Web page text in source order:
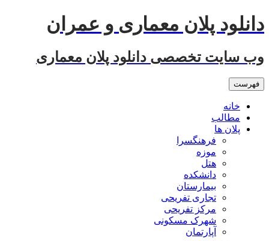
رفتن
به
دانلود پلان معماری و عمران
وب سایت تخصصی دانلود پلان معماری
فهرست
خانه
مطالب
پلان ها
فرهنگسرا
موزه
هتل
دانشکده
بیمارستان
تجاری تفریحی
مرکز تفریحی
شهرک مسکونی
آپارتمان